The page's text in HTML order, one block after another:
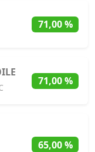
71,00 %
71,00 %
65,00 %